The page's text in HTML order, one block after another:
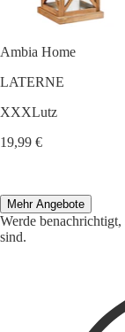
Ambia Home
LATERNE
XXXLutz
19,99 €
Mehr Angebote
Werde
sind.